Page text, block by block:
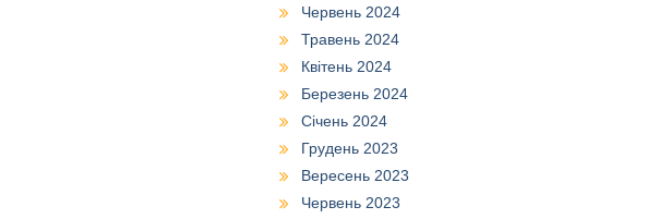
Червень 2024
Травень 2024
Квітень 2024
Березень 2024
Січень 2024
Грудень 2023
Вересень 2023
Червень 2023